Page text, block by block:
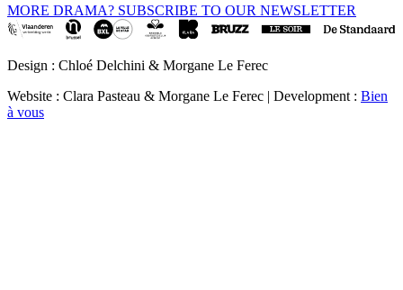
MORE DRAMA? SUBSCRIBE TO OUR NEWSLETTER
Design : Chloé Delchini & Morgane Le Ferec
Website : Clara Pasteau & Morgane Le Ferec | Development : Bien
à vous